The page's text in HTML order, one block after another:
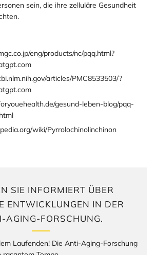
sein, die ihre zelluläre Gesundheit
eng/products/nc/pqq.html?
articles/PMC8533503/?
gesund-leben-blog/pqq-
wiki/Pyrrolochinolinchinon
SIE INFORMIERT ÜBER
ENTWICKLUNGEN IN DER
AGING-FORSCHUNG.
Laufenden! Die Anti-Aging-Forschung